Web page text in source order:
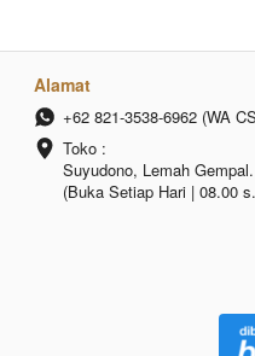
Alamat
+62 821-3538-6962 (WA
Toko :
Suyudono, Lemah
(Buka Setiap Hari | 08.00